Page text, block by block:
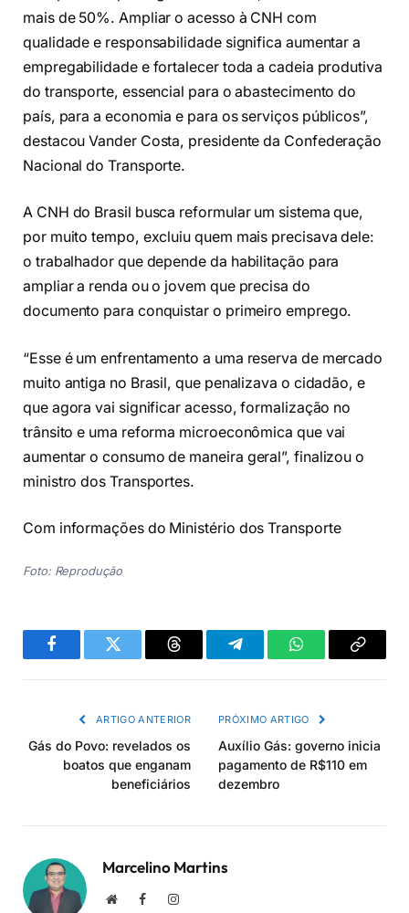
mais de 50%. Ampliar o acesso à CNH com
qualidade e responsabilidade significa aumentar a
empregabilidade e fortalecer toda a cadeia produtiva
do transporte, essencial para o abastecimento do
país, para a economia e para os serviços públicos”,
destacou Vander Costa, presidente da Confederação
Nacional do Transporte.
A CNH do Brasil busca reformular um sistema que,
por muito tempo, excluiu quem mais precisava dele:
o trabalhador que depende da habilitação para
ampliar a renda ou o jovem que precisa do
documento para conquistar o primeiro emprego.
“Esse é um enfrentamento a uma reserva de mercado
muito antiga no Brasil, que penalizava o cidadão, e
que agora vai significar acesso, formalização no
trânsito e uma reforma microeconômica que vai
aumentar o consumo de maneira geral”, finalizou o
ministro dos Transportes.
Com informações do Ministério dos Transporte
Foto: Reprodução
FacebookTwitter Threads TelegramWhatsAppCopiar
ARTIGO ANTERIOR
Gás do Povo: revelados os
boatos que enganam
beneficiários
PRÓXIMO ARTIGO
Auxílio Gás: governo inicia
pagamento de R$110 em
dezembro
Marcelino Martins
Site FacebookInstagram